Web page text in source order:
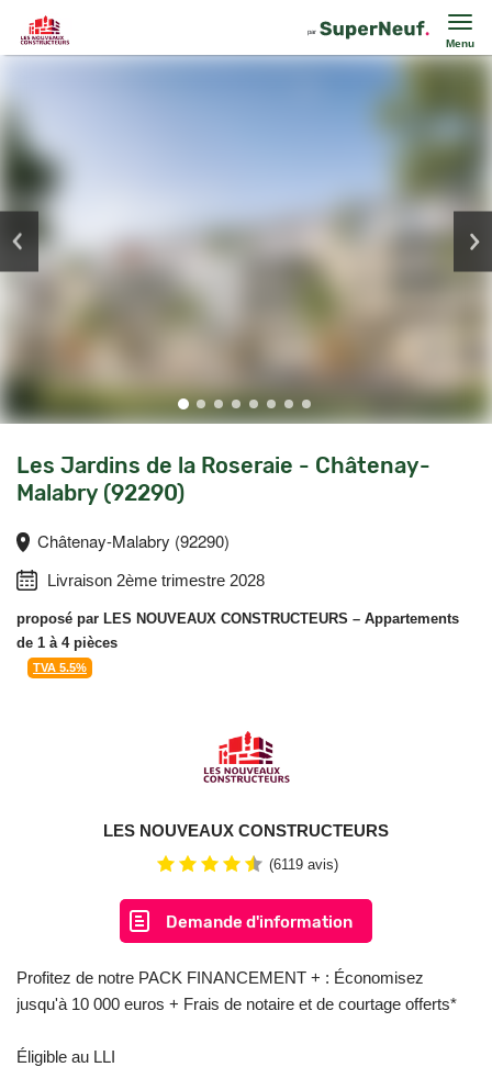
Menu
Les Jardins de la Roseraie - Châtenay-
Malabry (92290)
Châtenay-Malabry (92290)
Livraison 2ème trimestre 2028
proposé par LES NOUVEAUX CONSTRUCTEURS – Appartements
de 1 à 4 pièces
TVA 5.5%
LES NOUVEAUX CONSTRUCTEURS
(6119 avis)
Demande d'information
Profitez de notre PACK FINANCEMENT + : Économisez
jusqu'à 10 000 euros + Frais de notaire et de courtage offerts*
Éligible au LLI